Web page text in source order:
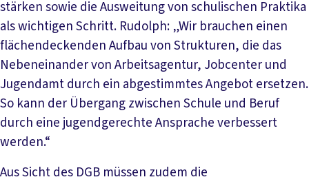
stärken sowie die Ausweitung von schulischen Praktika
als wichtigen Schritt. Rudolph: „Wir brauchen einen
flächendeckenden Aufbau von Strukturen, die das
Nebeneinander von Arbeitsagentur, Jobcenter und
Jugendamt durch ein abgestimmtes Angebot ersetzen.
So kann der Übergang zwischen Schule und Beruf
durch eine jugendgerechte Ansprache verbessert
werden.“
Aus Sicht des DGB müssen zudem die